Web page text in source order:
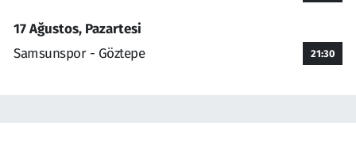
17 Ağustos, Pazartesi
Samsunspor - Göztepe
21:30